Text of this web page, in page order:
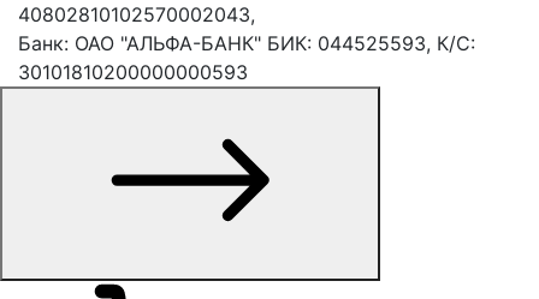
40802810102570002043,
Банк: ОАО "АЛЬФА-БАНК" БИК: 044525593, К/С:
30101810200000000593